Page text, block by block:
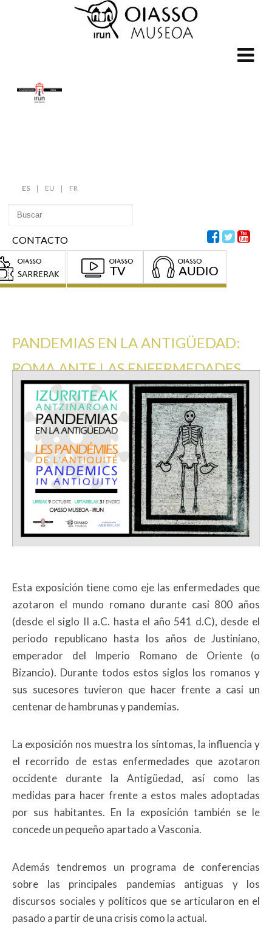
ES EU FR
CONTACTO
PANDEMIAS EN LA ANTIGÜEDAD:
ROMA ANTE LAS ENFERMEDADES
Esta exposición tiene como eje las enfermedades que
azotaron el mundo romano durante casi 800 años
(desde el siglo II a.C. hasta el año 541 d.C), desde el
periodo republicano hasta los años de Justiniano,
emperador del Imperio Romano de Oriente (o
Bizancio). Durante todos estos siglos los romanos y
sus sucesores tuvieron que hacer frente a casi un
centenar de hambrunas y pandemias.
La exposición nos muestra los síntomas, la influencia y
el recorrido de estas enfermedades que azotaron
occidente durante la Antigüedad, así como las
medidas para hacer frente a estos males adoptadas
por sus habitantes. En la exposición también se le
concede un pequeño apartado a Vasconia.
Además tendremos un programa de conferencias
sobre las principales pandemias antiguas y los
discursos sociales y políticos que se articularon en el
pasado a partir de una crisis como la actual.